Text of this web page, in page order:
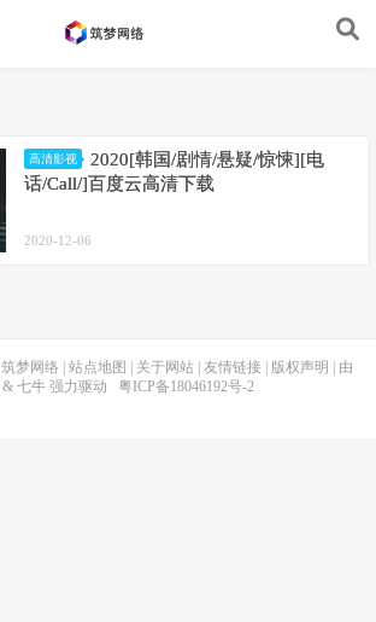
高清影视
2020[韩国/剧情/悬疑/惊悚][电
话/Call/]百度云高清下载
2020-12-06
筑梦网络 站点地图 关于网站 友情链接 版权声明
| 由
& 七牛强力驱动 粤ICP备18046192号-2